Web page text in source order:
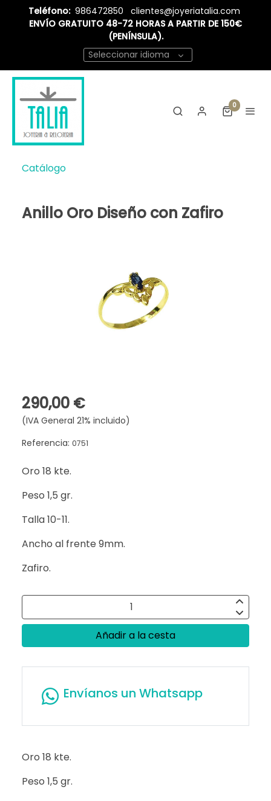
Teléfono: 986472850
clientes@joyeriatalia.com
ENVÍO GRATUITO 48-72 HORAS A PARTIR DE 150€
(PENÍNSULA).
Seleccionar idioma
0
Catálogo
Anillo Oro Diseño con Zafiro
290,00 €
(IVA General 21% incluido)
Referencia: 0751
Oro 18 kte.
Peso 1,5 gr.
Talla 10-11.
Ancho al frente 9mm.
Zafiro.
Añadir a la cesta
Envíanos un Whatsapp
Oro 18 kte.
Peso 1,5 gr.